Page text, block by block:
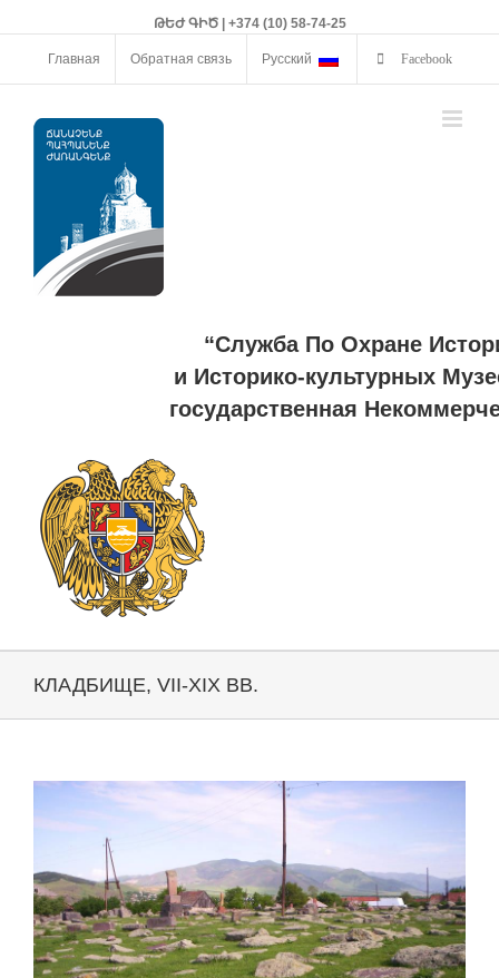
ԹԵԺ ԳԻԾ | +374 (10) 58-74-25
Главная Обратная связь Русский Facebook
“Служба По Охране
и Историко-культурных
государственная
КЛАДБИЩЕ, VII-XIX ВВ.